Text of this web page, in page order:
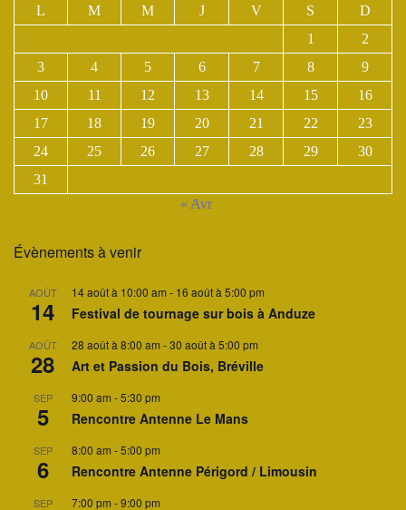
L M M J V S
D
1
2
3
4 5 6 7 8
9
10
11 12 13 14 15
16
17
18 19 20 21 22
23
24
25 26 27 28 29
30
31
« Avr
Évènements à venir
AOÛT
14
14 août à 10:00 am - 16 août à 5:00 pm
Festival de tournage sur bois à Anduze
AOÛT
28
28 août à 8:00 am -30 août à 5:00 pm
Art et Passion du Bois, Bréville
SEP
5
9:00 am -5:30 pm
Rencontre Antenne Le Mans
SEP
6
8:00 am -5:00 pm
Rencontre Antenne Périgord / Limousin
SEP 7:00 pm -9:00 pm